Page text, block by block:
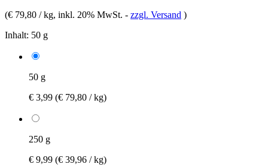
(€ 79,80 / kg, inkl. 20% MwSt. - zzgl. Versand )
Inhalt: 50 g
50 g
€ 3,99 (€ 79,80 / kg)
250 g
€ 9,99 (€ 39,96 / kg)